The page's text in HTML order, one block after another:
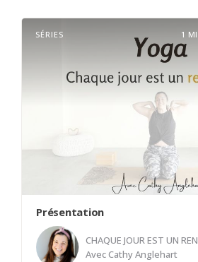
SÉRIES 1
Présentation
CHAQUE JOUR EST UN
AvecCathy Anglehart